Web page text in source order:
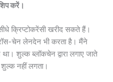
करें।
क्रिप्टोकरेंसी खरीद सकते हैं।
चेन लेनदेन भी करता है। मैंने
शुल्क ब्लॉकचेन द्वारा लगाए जाते
नहीं लगता।